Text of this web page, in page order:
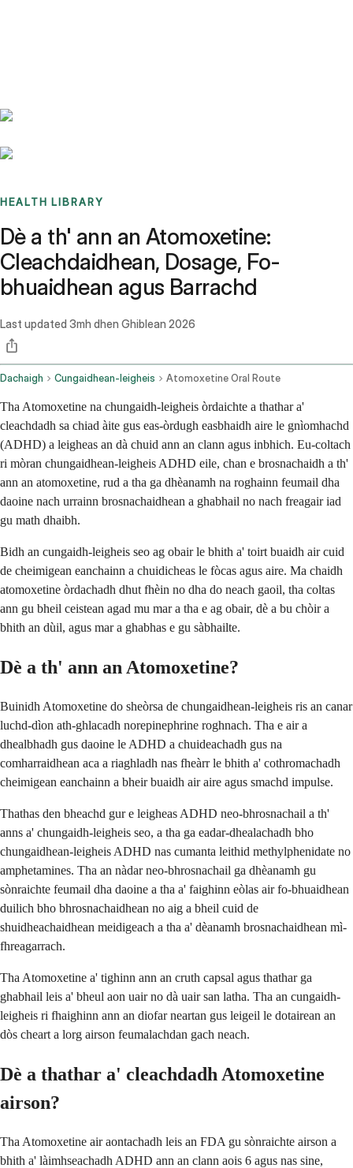
HEALTH LIBRARY
Dè a th' ann an Atomoxetine:
Cleachdaidhean, Dosage, Fo-
bhuaidhean agus Barrachd
Last updated 3mh dhen Ghiblean 2026
Dachaigh Cungaidhean-leigheis Atomoxetine Oral Route
Tha Atomoxetine na chungaidh-leigheis òrdaichte a thathar a'
cleachdadh sa chiad àite gus eas-òrdugh easbhaidh aire le gnìomhachd
(ADHD) a leigheas an dà chuid ann an clann agus inbhich. Eu-coltach
ri mòran chungaidhean-leigheis ADHD eile, chan e brosnachaidh a th'
ann an atomoxetine, rud a tha ga dhèanamh na roghainn feumail dha
daoine nach urrainn brosnachaidhean a ghabhail no nach freagair iad
gu math dhaibh.
Bidh an cungaidh-leigheis seo ag obair le bhith a' toirt buaidh air cuid
de cheimigean eanchainn a chuidicheas le fòcas agus aire. Ma chaidh
atomoxetine òrdachadh dhut fhèin no dha do neach gaoil, tha coltas
ann gu bheil ceistean agad mu mar a tha e ag obair, dè a bu chòir a
bhith an dùil, agus mar a ghabhas e gu sàbhailte.
Dè a th' ann an Atomoxetine?
Buinidh Atomoxetine do sheòrsa de chungaidhean-leigheis ris an canar
luchd-dìon ath-ghlacadh norepinephrine roghnach. Tha e air a
dhealbhadh gus daoine le ADHD a chuideachadh gus na
comharraidhean aca a riaghladh nas fheàrr le bhith a' cothromachadh
cheimigean eanchainn a bheir buaidh air aire agus smachd impulse.
Thathas den bheachd gur e leigheas ADHD neo-bhrosnachail a th'
anns a' chungaidh-leigheis seo, a tha ga eadar-dhealachadh bho
chungaidhean-leigheis ADHD nas cumanta leithid methylphenidate no
amphetamines. Tha an nàdar neo-bhrosnachail ga dhèanamh gu
sònraichte feumail dha daoine a tha a' faighinn eòlas air fo-bhuaidhean
duilich bho bhrosnachaidhean no aig a bheil cuid de
shuidheachaidhean meidigeach a tha a' dèanamh brosnachaidhean mì-
fhreagarrach.
Tha Atomoxetine a' tighinn ann an cruth capsal agus thathar ga
ghabhail leis a' bheul aon uair no dà uair san latha. Tha an cungaidh-
leigheis ri fhaighinn ann an diofar neartan gus leigeil le dotairean an
dòs cheart a lorg airson feumalachdan gach neach.
Dè a thathar a' cleachdadh Atomoxetine
airson?
Tha Atomoxetine air aontachadh leis an FDA gu sònraichte airson a
bhith a' làimhseachadh ADHD ann an clann aois 6 agus nas sine,